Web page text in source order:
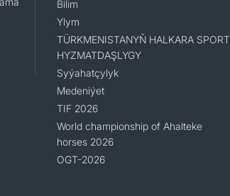
Bilim
Ylym
TÜRKMENISTANYŇ HALKARA SPORT
HYZMATDAŞLYGY
Syýahatçylyk
Medeniýet
TIF 2026
World championship of Ahalteke
horses 2026
OGT-2026